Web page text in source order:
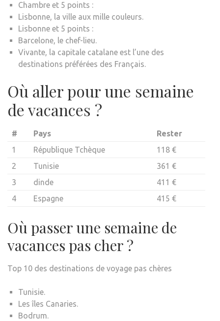
Chambre et 5 points :
Lisbonne, la ville aux mille couleurs.
Lisbonne et 5 points :
Barcelone, le chef-lieu.
Vivante, la capitale catalane est l’une des
destinations préférées des Français.
Où aller pour une semaine
de vacances ?
# Pays
Rester
1
République Tchèque
118 €
2
Tunisie
361 €
3
dinde
411 €
4
Espagne 415 €
Où passer une semaine de
vacances pas cher ?
Top 10 des destinations de voyage pas chères
Tunisie.
Les îles Canaries.
Bodrum.